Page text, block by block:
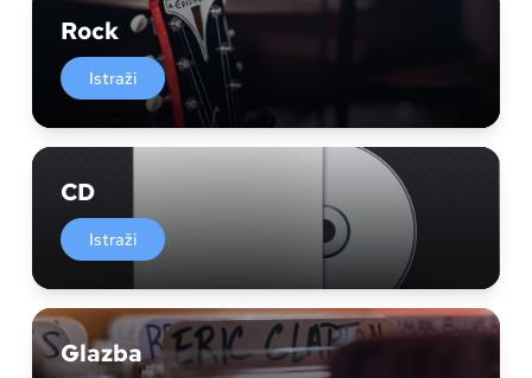
Rock
Istraži
CD
Istraži
Glazba